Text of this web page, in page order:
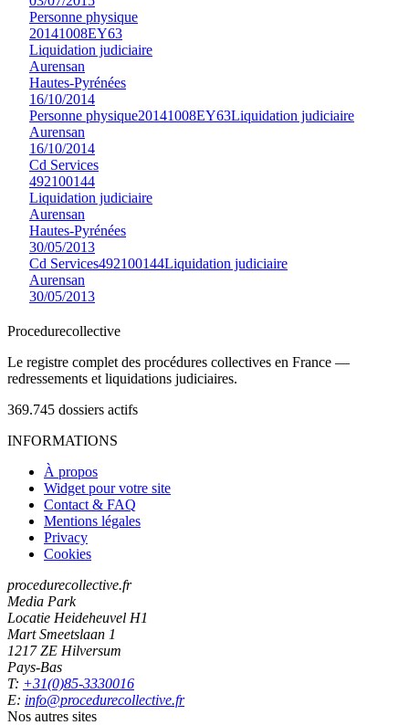
Personne physique
20141008EY63
Liquidation judiciaire
Aurensan
Hautes-Pyrénées
16/10/2014
Personne physique20141008EY63Liquidation judiciaire
Aurensan
16/10/2014
Cd Services
492100144
Liquidation judiciaire
Aurensan
Hautes-Pyrénées
30/05/2013
Cd Services492100144Liquidation judiciaire
Aurensan
30/05/2013
Procedurecollective
Le registre complet des procédures collectives en France —
redressements et liquidations judiciaires.
369.745 dossiers actifs
INFORMATIONS
À propos
Widget pour votre site
Contact & FAQ
Mentions légales
Privacy
Cookies
procedurecollective.fr
Media Park
Locatie Heideheuvel H1
Mart Smeetslaan 1
1217 ZE Hilversum
Pays-Bas
T: +31(0)85-3330016
E: info@procedurecollective.fr
Nos autres sites